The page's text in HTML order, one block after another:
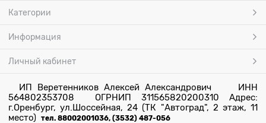
Категории
Информация
Личный кабинет
ИП Веретенников Алексей Александрович ИНН
564802353708 ОГРНИП 311565820200310 Адрес:
г.Оренбург, ул.Шоссейная, 24 (ТК "Автоград", 2 этаж, 11
место) тел. 88002001036, (3532) 487-056